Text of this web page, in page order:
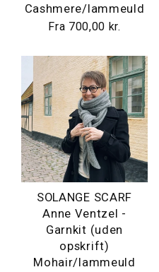
Cashmere/lammeuld
Fra 700,00 kr.
SOLANGE SCARF
Anne Ventzel -
Garnkit (uden
opskrift)
Mohair/lammeuld